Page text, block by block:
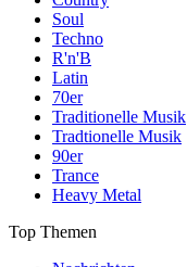
Soul
Techno
R'n'B
Latin
70er
Traditionelle Musik
Tradtionelle Musik
90er
Trance
Heavy Metal
Top Themen